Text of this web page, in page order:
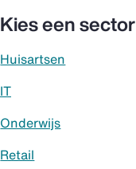
Kies een sector
Huisartsen
IT
Onderwijs
Retail